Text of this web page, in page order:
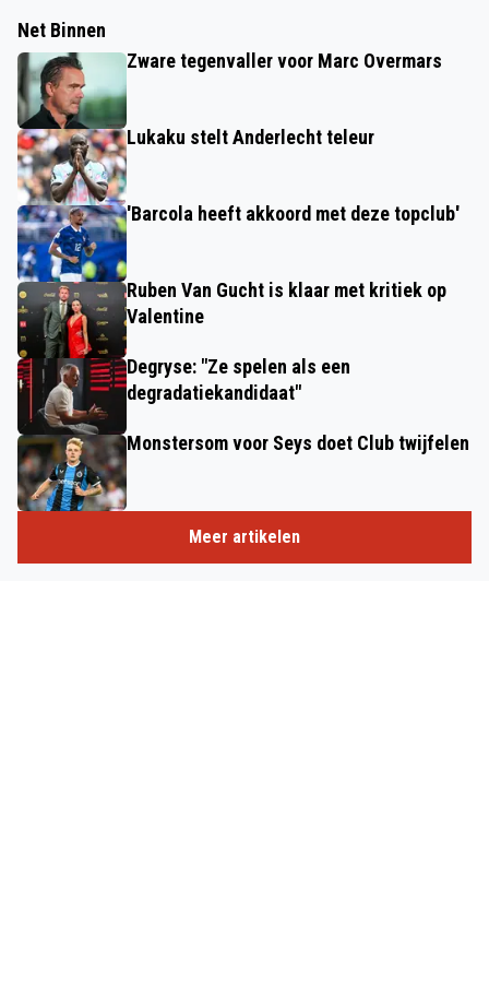
Net Binnen
Zware tegenvaller voor Marc Overmars
Lukaku stelt Anderlecht teleur
'Barcola heeft akkoord met deze topclub'
Ruben Van Gucht is klaar met kritiek op
Valentine
Degryse: "Ze spelen als een
degradatiekandidaat"
Monstersom voor Seys doet Club twijfelen
Meer artikelen